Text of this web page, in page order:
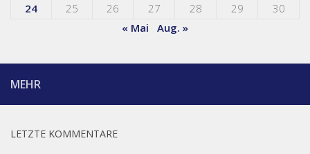
24
25 26 27 28 29
30
« Mai
Aug. »
MEHR
LETZTE KOMMENTARE